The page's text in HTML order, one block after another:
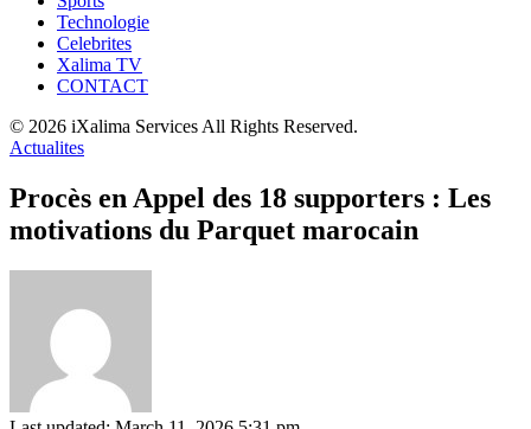
Technologie
Celebrites
Xalima TV
CONTACT
© 2026 iXalima Services All Rights Reserved.
Actualites
Procès en Appel des 18 supporters : Les
motivations du Parquet marocain